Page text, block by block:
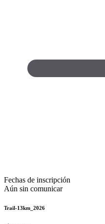
Fechas de inscripción
Aún sin comunicar
Trail-13km_2026